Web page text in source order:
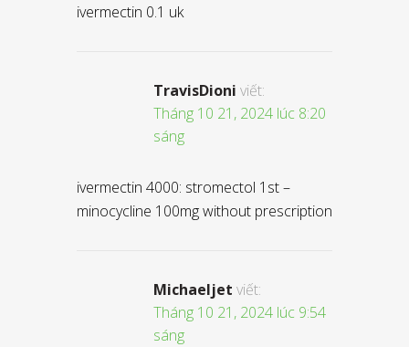
ivermectin 0.1 uk
TravisDioni viết:
Tháng 10 21, 2024 lúc 8:20
sáng
ivermectin 4000: stromectol 1st –
minocycline 100mg without prescription
Michaeljet viết:
Tháng 10 21, 2024 lúc 9:54
sáng